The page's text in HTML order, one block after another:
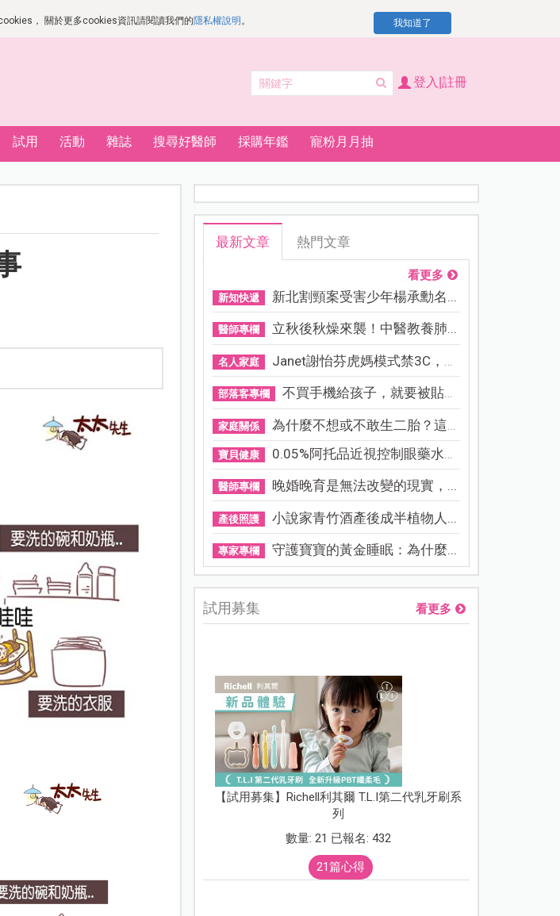
， 關於更多cookies資訊請閱讀我們的隱私權說明 。 我知道了
登入|註冊
試用 活動 雜誌 搜尋好醫師 採購年鑑 寵粉月月抽
最新文章 熱門文章
看更多
新知快遞 新北割頸案受害少年楊承勳名...
醫師專欄 立秋後秋燥來襲！中醫教養肺...
名人家庭 Janet謝怡芬虎媽模式禁3C，看...
部落客專欄 不買手機給孩子，就要被貼「...
家庭關係 為什麼不想或不敢生二胎？這8...
寶貝健康 0.05%阿托品近視控制眼藥水納...
醫師專欄 晚婚晚育是無法改變的現實，...
產後照護 小說家青竹酒產後成半植物人...
專家專欄 守護寶寶的黃金睡眠：為什麼...
試用募集 看更多
【試用募集】Richell利其爾 T.L.I第二代乳牙刷系
列
數量: 21 已報名: 432
21篇心得